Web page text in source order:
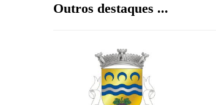
Outros destaques ...